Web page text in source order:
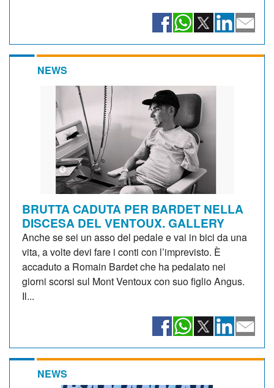
NEWS
BRUTTA CADUTA PER BARDET NELLA
DISCESA DEL VENTOUX. GALLERY
Anche se sei un asso del pedale e vai in bici da una
vita, a volte devi fare i conti con l’imprevisto. È
accaduto a Romain Bardet che ha pedalato nei
giorni scorsi sul Mont Ventoux con suo figlio Angus.
Il...
NEWS